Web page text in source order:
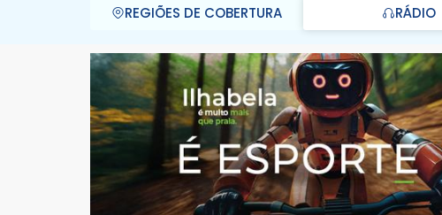
REGIÕES DE COBERTURA RÁDIO